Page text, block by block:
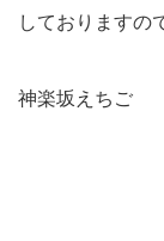
しておりますの
神楽坂えちご